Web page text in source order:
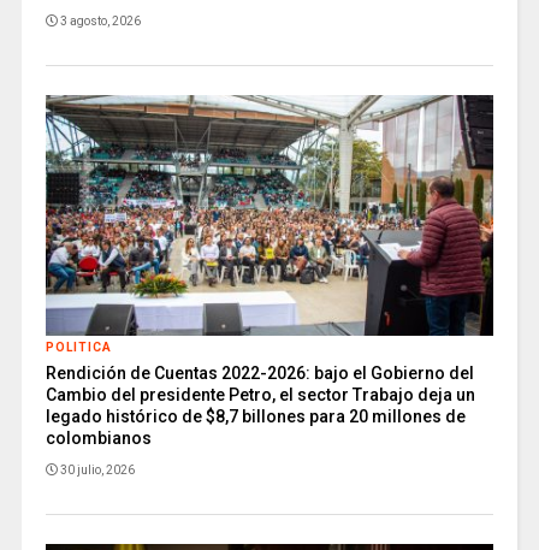
3 agosto, 2026
POLITICA
Rendición de Cuentas 2022-2026: bajo el Gobierno del
Cambio del presidente Petro, el sector Trabajo deja un
legado histórico de $8,7 billones para 20 millones de
colombianos
30 julio, 2026